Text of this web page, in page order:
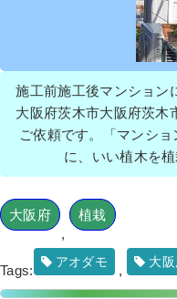
施工前施工後マンショ
大阪府茨木市大阪府茨木
ご依頼です。「マンシ
に、いい植木を
大阪府
,
植栽
Tags:
アオダモ
,
大